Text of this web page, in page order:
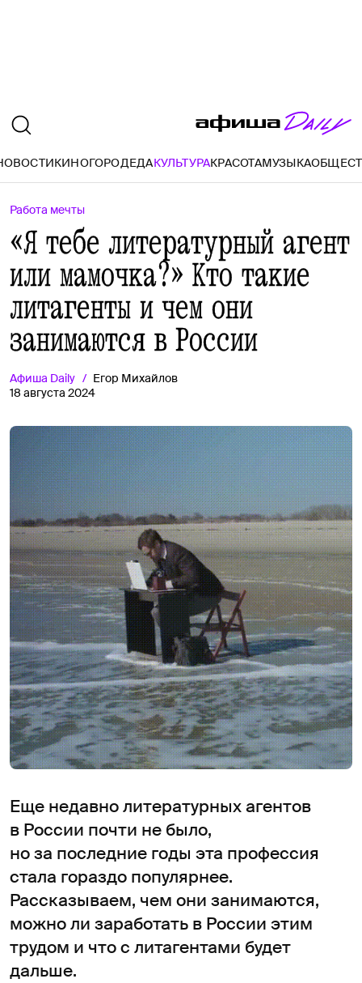
КИНОГОРОДЕДАКУЛЬТУРАКРАСОТАМУЗЫКА
Работа мечты
«Я тебе литературный агент
или мамочка?» Кто такие
литагенты и чем они
занимаются в России
Афиша Daily
Егор Михайлов
18 августа 2024
Еще недавно литературных агентов
в России почти не было,
но за последние годы эта профессия
стала гораздо популярнее.
Рассказываем, чем они занимаются,
можно ли заработать в России этим
трудом и что с литагентами будет
дальше.